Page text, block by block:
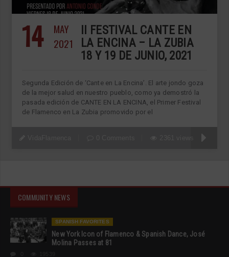
14
MAY
2021
II FESTIVAL CANTE EN
LA ENCINA – LA ZUBIA
18 Y 19 DE JUNIO, 2021
Segunda Edición de ‘Cante en La Encina’. El arte jondo goza
de la mejor salud en nuestro pueblo, como ya demostró la
pasada edición de CANTE EN LA ENCINA, el Primer Festival
de Flamenco en La Zubia promovido por el
COMMUNITY NEWS
SPANISH FAVORITES
New York Icon of Flamenco & Spanish Dance, José
Molina Passes at 81